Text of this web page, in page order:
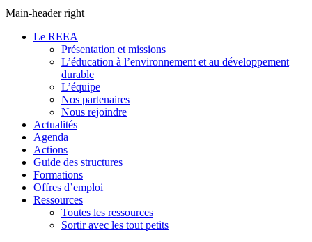
Main-header right
Le REEA
Présentation et missions
L’éducation à l’environnement et au développement
durable
L’équipe
Nos partenaires
Nous rejoindre
Actualités
Agenda
Actions
Guide des structures
Formations
Offres d’emploi
Ressources
Toutes les ressources
Sortir avec les tout petits